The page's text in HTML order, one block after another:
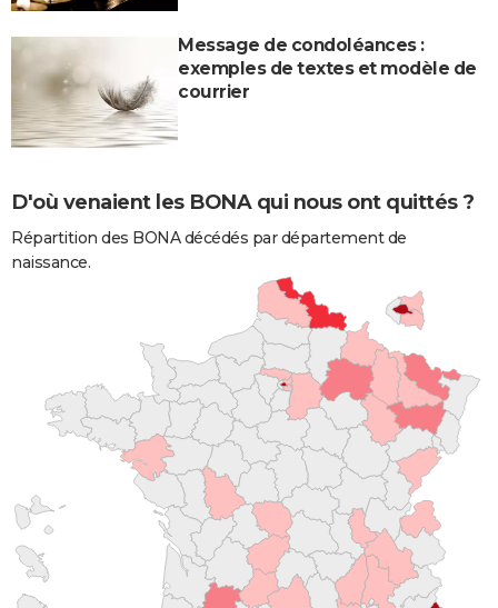
Message de condoléances :
exemples de textes et modèle de
courrier
D'où venaient les BONA qui nous ont quittés ?
Répartition des BONA décédés par département de
naissance.